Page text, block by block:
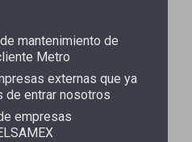
mantenimiento de
Metro
externas que ya
de entrar nosotros
empresas